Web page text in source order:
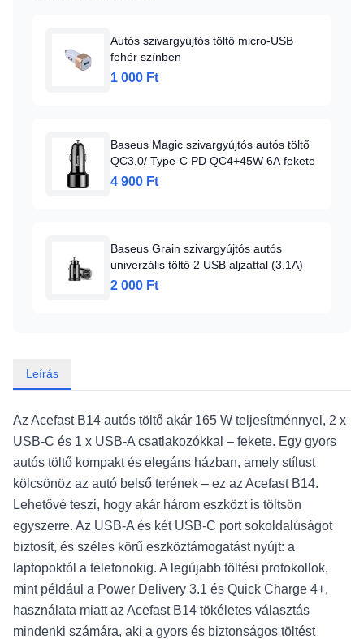
Autós szivargyújtós töltő micro-USB
fehér színben
1 000 Ft
Baseus Magic szivargyújtós autós töltő
QC3.0/ Type-C PD QC4+45W 6A fekete
4 900 Ft
Baseus Grain szivargyújtós autós
univerzális töltő 2 USB aljzattal (3.1A)
2 000 Ft
Leírás
Az Acefast B14 autós töltő akár 165 W teljesítménnyel, 2 x
USB-C és 1 x USB-A csatlakozókkal – fekete. Egy gyors
autós töltő kompakt és elegáns házban, amely stílust
kölcsönöz az autó belső terének – ez az Acefast B14.
Lehetővé teszi, hogy akár három eszközt is töltsön
egyszerre. Az USB-A és két USB-C port sokoldalúságot
biztosít, és széles körű eszköztámogatást nyújt: a
laptopoktól a telefonokig. A legújabb töltési protokollok,
mint például a Power Delivery 3.1 és Quick Charge 4+,
használata miatt az Acefast B14 tökéletes választás
mindenki számára, aki a gyors és biztonságos töltést